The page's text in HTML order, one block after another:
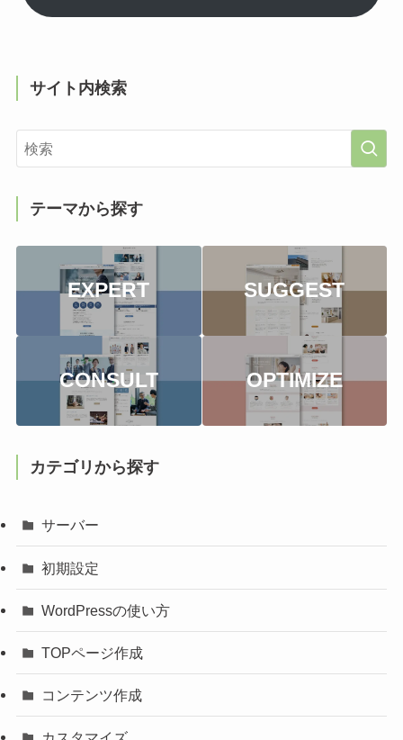
サイト内検索
テーマから探す
EXPERT SUGGEST
CONSULT OPTIMIZE
カテゴリから探す
サーバー
初期設定
WordPressの使い方
TOPページ作成
コンテンツ作成